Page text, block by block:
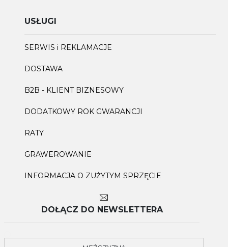
USŁUGI
SERWIS i REKLAMACJE
DOSTAWA
B2B - KLIENT BIZNESOWY
DODATKOWY ROK GWARANCJI
RATY
GRAWEROWANIE
INFORMACJA O ZUŻYTYM SPRZĘCIE
DOŁĄCZ DO NEWSLETTERA